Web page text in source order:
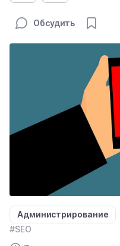
Обсудить
Администрирование
#SEO